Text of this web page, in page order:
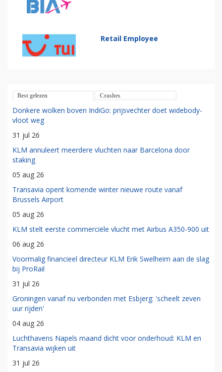
Retail Employee
Best gelezen Crashes
Donkere wolken boven IndiGo: prijsvechter doet widebody-
vloot weg
31 jul 26
KLM annuleert meerdere vluchten naar Barcelona door
staking
05 aug 26
Transavia opent komende winter nieuwe route vanaf
Brussels Airport
05 aug 26
KLM stelt eerste commerciële vlucht met Airbus A350-900 uit
06 aug 26
Voormalig financieel directeur KLM Erik Swelheim aan de slag
bij ProRail
31 jul 26
Groningen vanaf nu verbonden met Esbjerg: 'scheelt zeven
uur rijden'
04 aug 26
Luchthavens Napels maand dicht voor onderhoud: KLM en
Transavia wijken uit
31 jul 26